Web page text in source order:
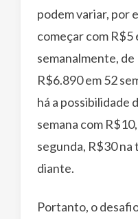
podem variar, por
começar com R$5
semanalmente, de
R$6.890 em 52
há a possibilidade
semana com
segunda, R$30 na
diante.
Portanto, o